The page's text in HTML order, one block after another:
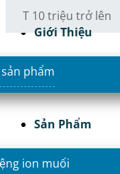
Giới Thiệu
phẩm
Sản Phẩm
ion muối
T 10 triệu trở lên